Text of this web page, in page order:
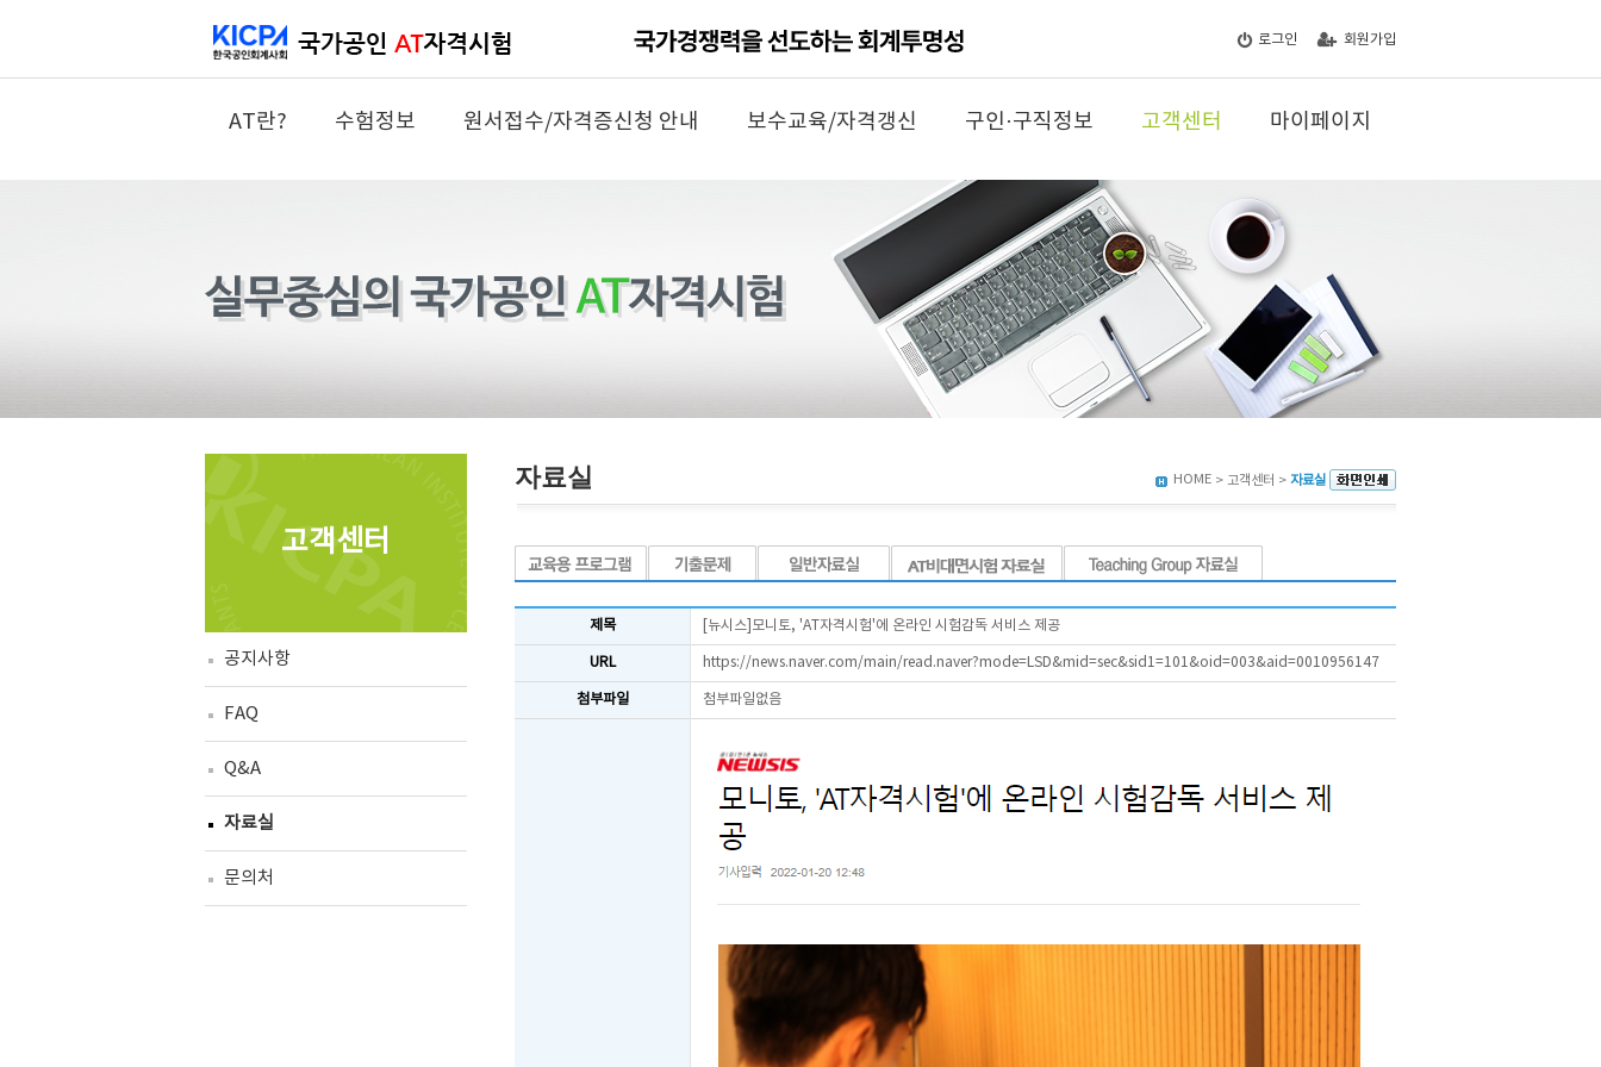
로그인 회원가입
AT란? 수험정보 원서접수/자격증신청 안내 보수교육/자격갱신 구인·구직정보 고객센터 마이페이지
고객센터
공지사항
FAQ
Q&A
자료실
문의처
자료실 HOME > 고객센터 > 자료실
제목 [뉴시스]모니토, 'AT자격시험'에 온라인 시험감독 서비스 제공
URL https://news.naver.com/main/read.naver?mode=LSD&mid=sec&sid1=101&oid=003&aid=0010956147
첨부파일 첨부파일없음